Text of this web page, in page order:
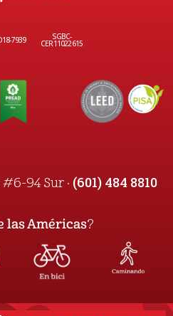
7939 SGBC-
CER11022615
94 Sur · (601) 484 8810
las Américas?